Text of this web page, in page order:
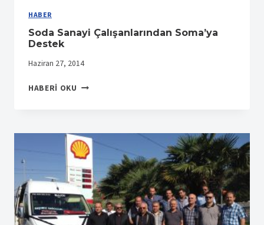
HABER
Soda Sanayi Çalışanlarından Soma’ya
Destek
Haziran 27, 2014
HABERI OKU SODA
DESTEK